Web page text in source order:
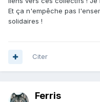
Et ça n'empêche pas
solidaires !
Citer
Ferris